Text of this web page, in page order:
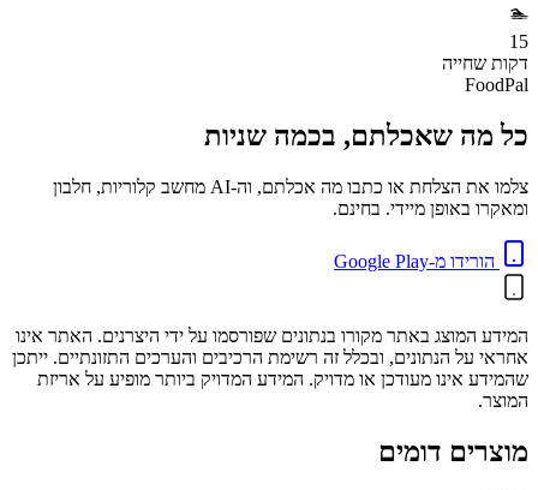
🏊
15
דקות שחייה
FoodPal
כל מה שאכלתם, בכמה שניות
צלמו את הצלחת או כתבו מה אכלתם, וה-AI מחשב קלוריות, חלבון
ומאקרו באופן מיידי. בחינם.
הורידו מ-Google Play
המידע המוצג באתר מקורו בנתונים שפורסמו על ידי היצרנים. האתר אינו
אחראי על הנתונים, ובכלל זה רשימת הרכיבים והערכים התזונתיים. ייתכן
שהמידע אינו מעודכן או מדויק. המידע המדויק ביותר מופיע על אריזת
המוצר.
מוצרים דומים